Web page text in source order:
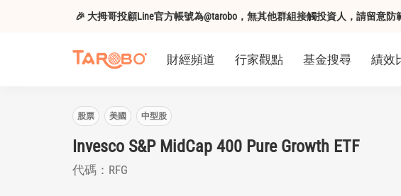
🎉 大拇哥投顧Line官方帳號為@tarobo，無其他群組接觸投資人，請留意防
財經頻道 行家觀點 基金搜尋 績效
股票 美國 中型股
Invesco S&P MidCap 400 Pure Growth ETF
代碼：RFG